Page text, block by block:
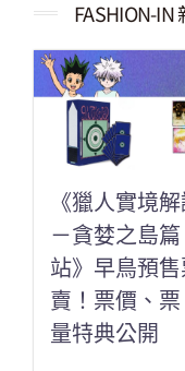
果：
FASHION-IN
《獵人實境
－貪婪之島
站》早鳥預售
賣！票價、
量特典公開